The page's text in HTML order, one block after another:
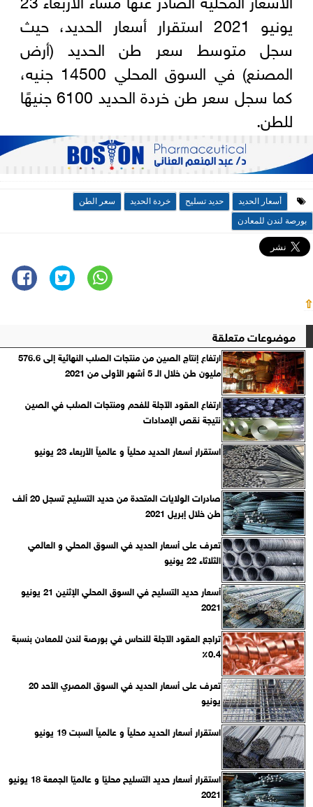
يونيو 2021 استقرار أسعار الحديد، حيث
سجل متوسط سعر طن الحديد (أرض
المصنع) في السوق المحلي 14500 جنيه،
كما سجل سعر طن خردة الحديد 6100 جنيهًا
للطن.
أسعار الحديد حديد تسليح خردة الحديد
سعر الطن
بورصة لندن للمعادن
⇧
موضوعات متعلقة
ارتفاع إنتاج الصين من منتجات الصلب النهائية إلى 576.6
مليون طن خلال الـ 5 أشهر الأولى من 2021
ارتفاع العقود الآجلة للفحم ومنتجات الصلب في الصين
نتيجة نقص الإمدادات
استقرار أسعار الحديد محلياً و عالمياً الأربعاء 23 يونيو
صادرات الولايات المتحدة من حديد التسليح تسجل 20 ألف
طن خلال إبريل 2021
تعرف على أسعار الحديد في السوق المحلي و العالمي
الثلاثاء 22 يونيو
أسعار حديد التسليح في السوق المحلي الإثنين 21 يونيو
2021
تراجع العقود الآجلة للنحاس في بورصة لندن للمعادن بنسبة
0.4٪
تعرف على أسعار الحديد في السوق المصري الأحد 20
يونيو
استقرار أسعار الحديد محلياً و عالمياً السبت 19 يونيو
استقرار أسعار حديد التسليح محليًا و عالميًا الجمعة 18 يونيو
2021